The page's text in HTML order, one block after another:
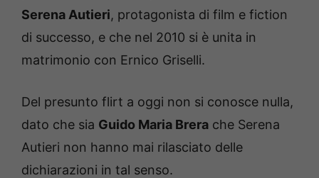
Serena Autieri, protagonista di film e fiction
di successo, e che nel 2010 si è unita in
matrimonio con Ernico Griselli.
Del presunto flirt a oggi non si conosce nulla,
dato che sia Guido Maria Brera che Serena
Autieri non hanno mai rilasciato delle
dichiarazioni in tal senso.